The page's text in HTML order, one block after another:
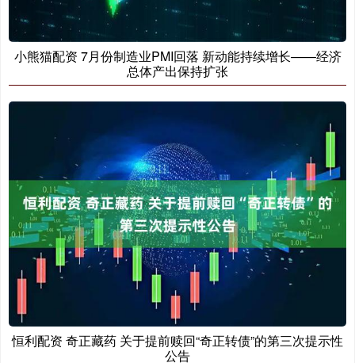
小熊猫配资 7月份制造业PMI回落 新动能持续增长——经济
总体产出保持扩张
恒利配资 奇正藏药 关于提前赎回“奇正转债”的第三次提示性
公告